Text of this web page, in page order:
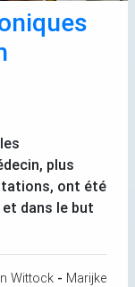
plus
ont été
dans le but
Wittock - Marijke